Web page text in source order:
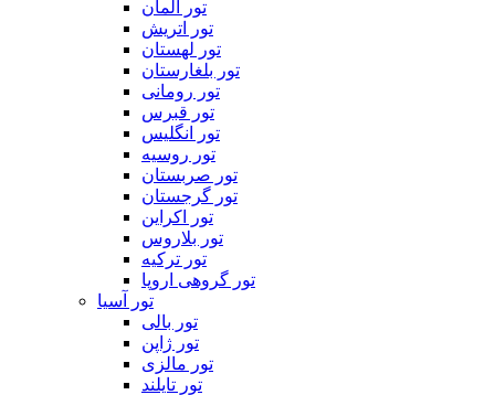
تور آلمان
تور اتریش
تور لهستان
تور بلغارستان
تور رومانی
تور قبرس
تور انگلیس
تور روسیه
تور صربستان
تور گرجستان
تور اکراین
تور بلاروس
تور ترکیه
تور گروهی اروپا
تور آسیا
تور بالی
تور ژاپن
تور مالزی
تور تایلند